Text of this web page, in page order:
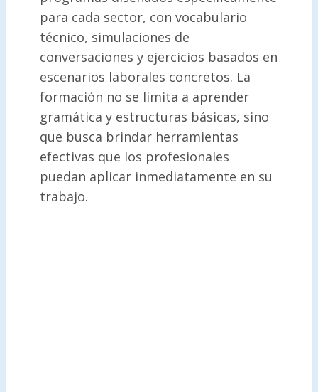
para cada sector, con vocabulario
técnico, simulaciones de
conversaciones y ejercicios basados en
escenarios laborales concretos. La
formación no se limita a aprender
gramática y estructuras básicas, sino
que busca brindar herramientas
efectivas que los profesionales
puedan aplicar inmediatamente en su
trabajo.